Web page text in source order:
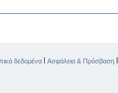
δεδομένα Ασφάλεια & Πρόσβαση